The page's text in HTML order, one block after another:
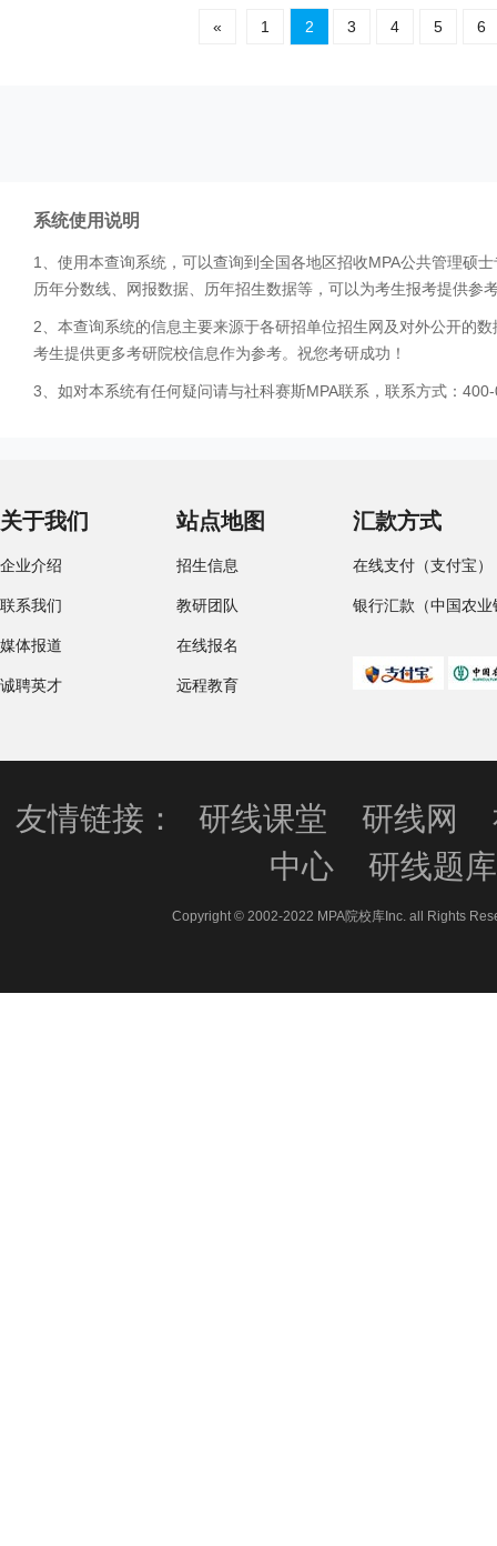
« 1 2 3 4 5 6
系统使用说明
1、使用本查询系统，可以查询到全国各地区招收MPA公共管理硕
历年分数线、网报数据、历年招生数据等，可以为考生报考提供参
2、本查询系统的信息主要来源于各研招单位招生网及对外公开的
考生提供更多考研院校信息作为参考。祝您考研成功！
3、如对本系统有任何疑问请与社科赛斯MPA联系，联系方式：
关于我们
企业介绍
联系我们
媒体报道
诚聘英才
站点地图
招生信息
教研团队
在线报名
远程教育
汇款方式
在线支付（支付宝）
银行汇款（中国农业
友情链接： 研线课堂 研线网
中心
研线题库
Copyright © 2002-2022 MPA院校库Inc. all Rights